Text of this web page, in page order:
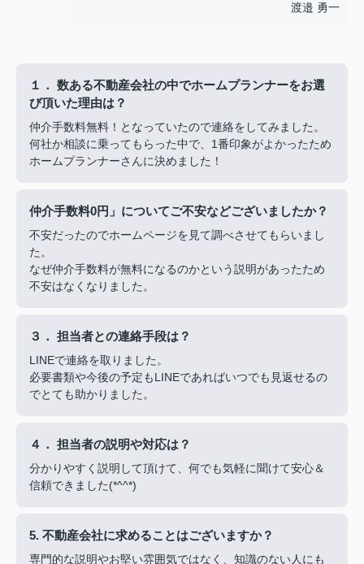
渡邉 勇一
１． 数ある不動産会社の中でホームプランナーをお選
び頂いた理由は？
仲介手数料無料！となっていたので連絡をしてみました。
何社か相談に乗ってもらった中で、1番印象がよかったため
ホームプランナーさんに決めました！
仲介手数料0円」についてご不安などございましたか？
不安だったのでホームページを見て調べさせてもらいまし
た。
なぜ仲介手数料が無料になるのかという説明があったため
不安はなくなりました。
３． 担当者との連絡手段は？
LINEで連絡を取りました。
必要書類や今後の予定もLINEであればいつでも見返せるの
でとても助かりました。
４． 担当者の説明や対応は？
分かりやすく説明して頂けて、何でも気軽に聞けて安心＆
信頼できました(*^^*)
5. 不動産会社に求めることはございますか？
専門的な説明やお堅い雰囲気ではなく、知識のない人にも